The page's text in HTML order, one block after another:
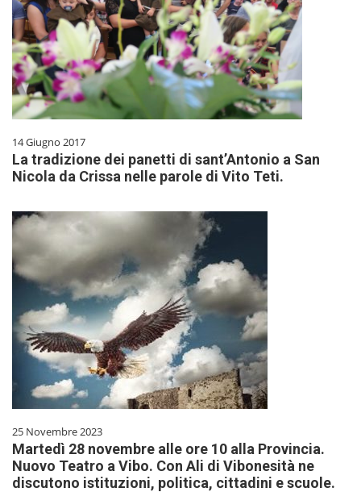
14 Giugno 2017
La tradizione dei panetti di sant’Antonio a San
Nicola da Crissa nelle parole di Vito Teti.
25 Novembre 2023
Martedì 28 novembre alle ore 10 alla Provincia.
Nuovo Teatro a Vibo. Con Ali di Vibonesità ne
discutono istituzioni, politica, cittadini e scuole.